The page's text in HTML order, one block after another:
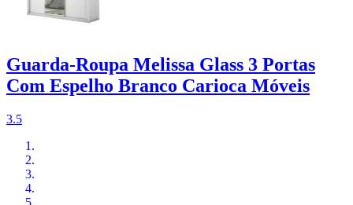
Guarda-Roupa Melissa Glass 3 Portas
Com Espelho Branco Carioca Móveis
3.5